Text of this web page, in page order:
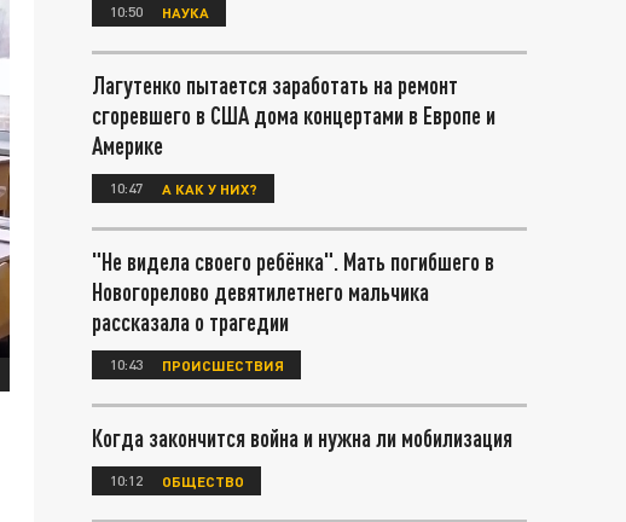
10:50 НАУКА
Лагутенко пытается заработать на ремонт
сгоревшего в США дома концертами в Европе и
Америке
10:47 А КАК У НИХ?
"Не видела своего ребёнка". Мать погибшего в
Новогорелово девятилетнего мальчика
рассказала о трагедии
10:43 ПРОИСШЕСТВИЯ
Когда закончится война и нужна ли мобилизация
10:12 ОБЩЕСТВО